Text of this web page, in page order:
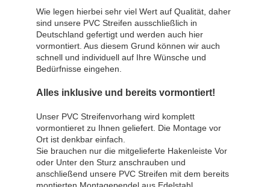
Wie legen hierbei sehr viel Wert auf Qualität, daher
sind unsere PVC Streifen ausschließlich in
Deutschland gefertigt und werden auch hier
vormontiert. Aus diesem Grund können wir auch
schnell und individuell auf Ihre Wünsche und
Bedürfnisse eingehen.
Alles inklusive und bereits vormontiert!
Unser PVC Streifenvorhang wird komplett
vormontieret zu Ihnen geliefert. Die Montage vor
Ort ist denkbar einfach.
Sie brauchen nur die mitgelieferte Hakenleiste Vor
oder Unter den Sturz anschrauben und
anschließend unsere PVC Streifen mit dem bereits
montierten Montagependel aus Edelstahl